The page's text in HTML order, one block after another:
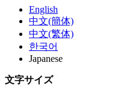
English
中文(簡体)
中文(繁体)
한국어
Japanese
文字サイズ